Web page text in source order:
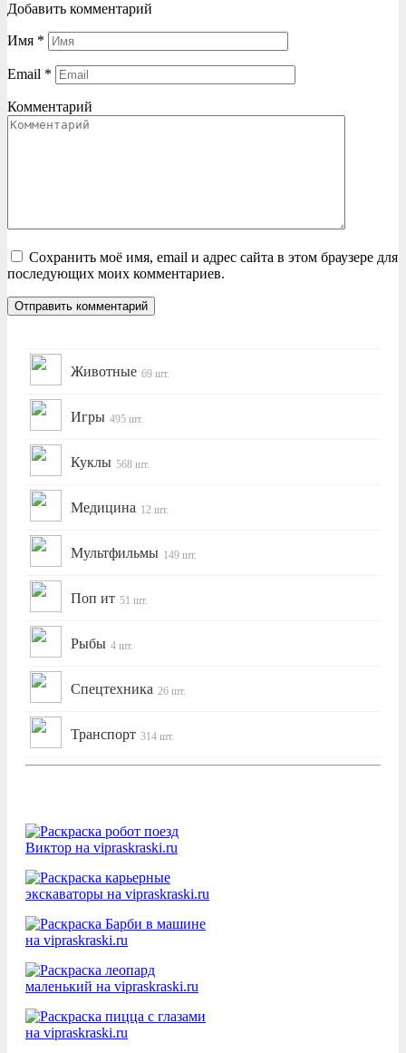
Добавить комментарий
Имя *
Email *
Комментарий
Сохранить моё имя, email и адрес сайта в этом браузере для
последующих моих комментариев.
Животные 69 шт.
Игры 495 шт.
Куклы 568 шт.
Медицина 12 шт.
Мультфильмы 149 шт.
Поп ит 51 шт.
Рыбы 4 шт.
Спецтехника 26 шт.
Транспорт 314 шт.